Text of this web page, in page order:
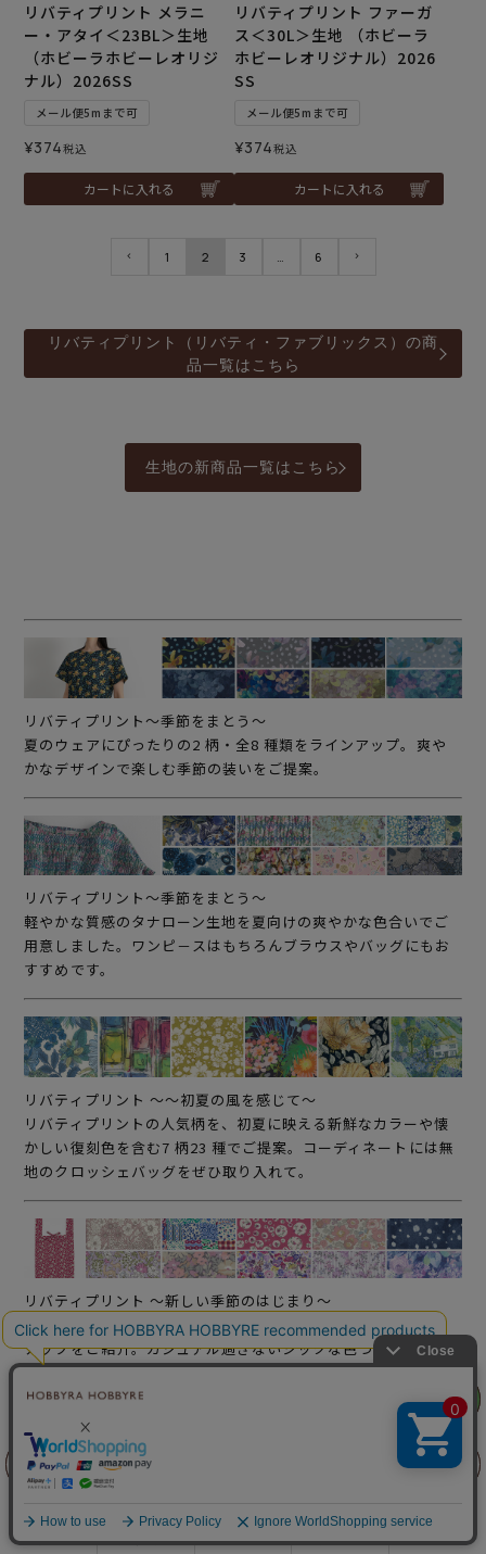
商品を探す 手芸を学ぶ ガイド 店舗情報 ログイン
前に戻る
フェア
リバティプリント メラニ
ー・アタイ＜23BL＞生地
（ホビーラホビーレオリジ
ナル）2026SS
メール便5mまで可
¥374税込
カートに入れる
リバティプリント ファーガ
ス＜30L＞生地 （ホビーラ
ホビーレオリジナル）2026
SS
メール便5mまで可
¥374税込
カートに入れる
1 2 3 6
リバティプリント（リバティ・ファブリックス）の商
品一覧はこちら
生地の新商品一覧はこちら
リバティプリント～季節をまとう～
夏のウェアにぴったりの2 柄・全8 種類をラインアップ。爽や
かなデザインで楽しむ季節の装いをご提案。
リバティプリント～季節をまとう～
軽やかな質感のタナローン生地を夏向けの爽やかな色合いでご
用意しました。ワンピ－スはもちろんブラウスやバッグにもお
すすめです。
リバティプリント ～～初夏の風を感じて～
リバティプリントの人気柄を、初夏に映える新鮮なカラーや懐
かしい復刻色を含む7 柄23 種でご提案。コーディネートには無
地のクロッシェバッグをぜひ取り入れて。
リバティプリント ～新しい季節のはじまり～
人気の柄から初登場の〈ミロ〉まで10 柄33 種の多彩なライン
ナップをご紹介。カジュアル過ぎないシックな色づけはブラウ
スやワンピースに。
春の訪れを感じる色とりどりのチューリップを表現したリバテ
前に戻る
フェア